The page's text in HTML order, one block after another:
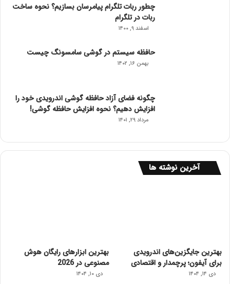
چطور ربات تلگرام پیامرسان بسازیم؟ نحوه ساخت
ربات در تلگرام
اسفند ۹, ۱۴۰۰
حافظه سیستم در گوشی سامسونگ چیست
بهمن ۱۶, ۱۴۰۲
چگونه فضای آزاد حافظه گوشی اندرویدی خود را
افزایش دهیم؟ نحوه افزایش حافظه گوشی!
مرداد ۲۹, ۱۴۰۱
آخرین نوشته ها
بهترین جایگزین‌های اندرویدی
برای آیفون؛ پرچمدار و اقتصادی
دی ۱۴, ۱۴۰۴
بهترین ابزارهای رایگان هوش
مصنوعی در 2026
دی ۱۰, ۱۴۰۴